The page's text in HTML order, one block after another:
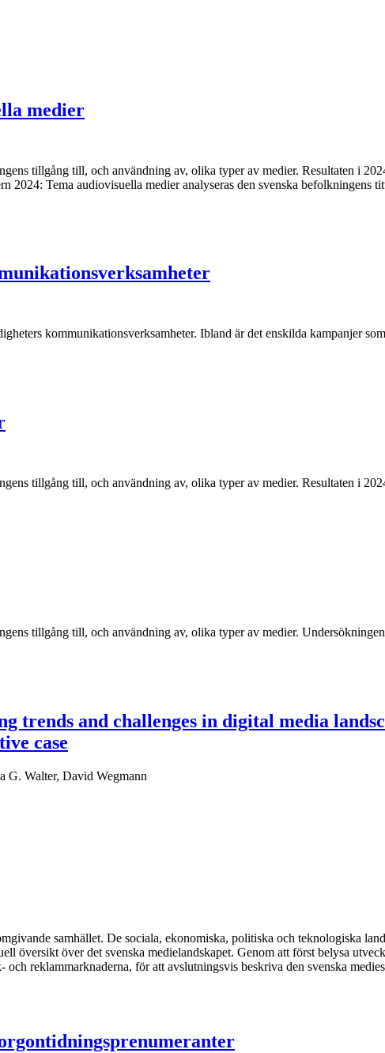
medier
tillgång till, och användning av, olika typer av medier. Resultaten i
2024: Tema audiovisuella medier analyseras den svenska befolkningens
kommunikationsverksamheter. Ibland är det enskilda kampanjer
tillgång till, och användning av, olika typer av medier. Resultaten i
tillgång till, och användning av, olika typer av medier.
trends and challenges in digital media
case
G. Walter, David Wegmann
samhället. De sociala, ekonomiska, politiska och teknologiska
översikt över det svenska medielandskapet. Genom att först belysa
reklammarknaderna, för att avslutningsvis beskriva den svenska